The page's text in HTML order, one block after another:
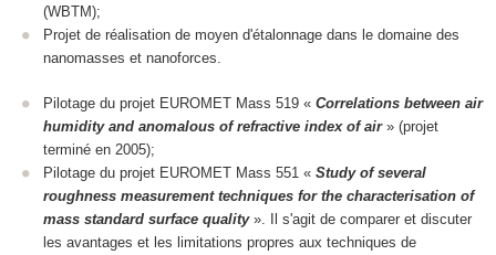
(WBTM);
Projet de réalisation de moyen d'étalonnage dans le domaine des
nanomasses et nanoforces.
Pilotage du projet EUROMET Mass 519 « Correlations between air
humidity and anomalous of refractive index of air» (projet
terminé en 2005);
Pilotage du projet EUROMET Mass 551 « Study of several
roughness measurement techniques for the characterisation of
mass standard surface quality». Il s'agit de comparer et discuter
les avantages et les limitations propres aux techniques de